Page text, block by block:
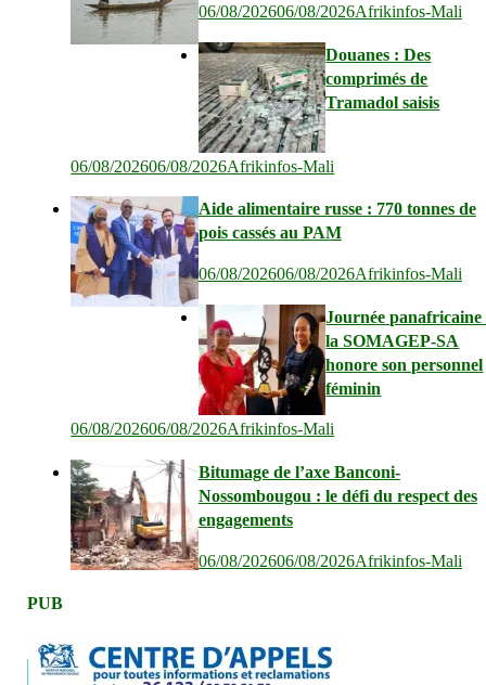
06/08/202606/08/2026Afrikinfos-Mali
Douanes : Des
comprimés de
Tramadol saisis
06/08/202606/08/2026Afrikinfos-Mali
Aide alimentaire russe : 770 tonnes de
pois cassés au PAM
06/08/202606/08/2026Afrikinfos-Mali
Journée panafricaine
la SOMAGEP-SA
honore son personnel
féminin
06/08/202606/08/2026Afrikinfos-Mali
Bitumage de l’axe Banconi-
Nossombougou : le défi du respect des
engagements
06/08/202606/08/2026Afrikinfos-Mali
PUB